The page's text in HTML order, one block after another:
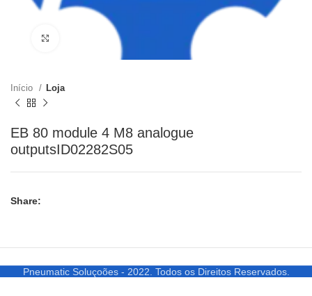
Clique para ampliar
Início Loja
EB 80 module 4 M8 analogue
outputsID02282S05
Share:
Pneumatic Soluçoões - 2022. Todos os Direitos Reservados.